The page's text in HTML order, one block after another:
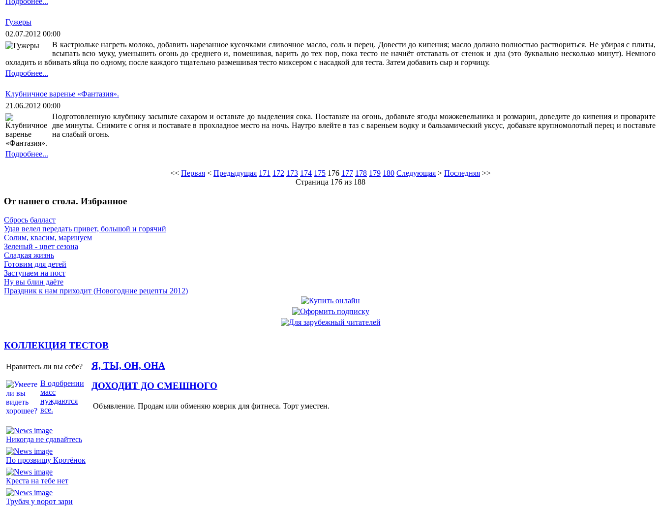
Гужеры
02.07.2012 00:00
В кастрюльке нагреть молоко, добавить нарезанное кусочками сливочное масло, соль и перец. Довести до кипения; масло должно полностью раствориться. Не убирая с плиты,
всыпать всю муку, уменьшить огонь до среднего и, помешивая, варить до тех пор, пока тесто не начнёт отставать от стенок и дна (это буквально несколько минут). Немного
охладить и вбивать яйца по одному, после каждого тщательно размешивая тесто миксером с насадкой для теста. Затем добавить сыр и горчицу.
Подробнее...
Клубничное варенье «Фантазия».
21.06.2012 00:00
Подготовленную клубнику засыпьте сахаром и оставьте до выделения сока. Поставьте на огонь, добавьте ягоды можжевельника и розмарин, доведите до кипения и проварите
две минуты. Снимите с огня и поставьте в прохладное место на ночь. Наутро влейте в таз с вареньем водку и бальзамический уксус, добавьте крупномолотый перец и поставьте
на слабый огонь.
Подробнее...
<< Первая < Предыдущая 171 172 173 174 175 176 177 178 179 180 Следующая > Последняя >>
Страница 176 из 188
От нашего стола. Избранное
Сбрось балласт
Удав велел передать привет, большой и горячий
Солим, квасим, маринуем
Зеленый - цвет сезона
Сладкая жизнь
Готовим для детей
Заступаем на пост
Ну вы блин даёте
Праздник к нам приходит (Новогодние рецепты 2012)
КОЛЛЕКЦИЯ ТЕСТОВ
Нравитесь ли вы себе?
В одобрении
масс
нуждаются
все.
Я, ТЫ, ОН, ОНА
Никогда не сдавайтесь
По прозвищу Кротёнок
Креста на тебе нет
Трубач у ворот зари
ДОХОДИТ ДО СМЕШНОГО
Объявление. Продам или обменяю коврик для фитнеса. Торт уместен.